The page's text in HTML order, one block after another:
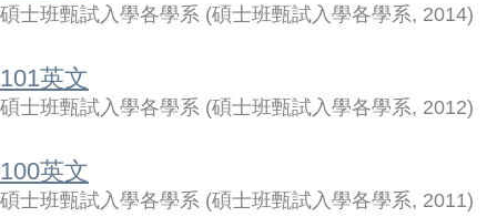
碩士班甄試入學各學系 (碩士班甄試入學各學系, 2014)
101英文
碩士班甄試入學各學系 (碩士班甄試入學各學系, 2012)
100英文
碩士班甄試入學各學系 (碩士班甄試入學各學系, 2011)